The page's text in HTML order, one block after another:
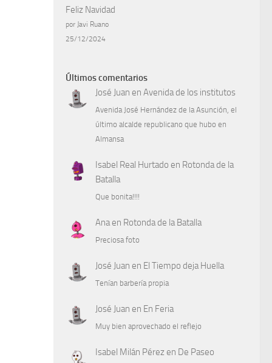
Feliz Navidad
por Javi Ruano
25/12/2024
Últimos comentarios
José Juan en Avenida de los institutos
Avenida José Hernández de la Asunción, el
último alcalde republicano que hubo en
Almansa
Isabel Real Hurtado en Rotonda de la
Batalla
Que bonita!!!!
Anaen Rotonda de la Batalla
Preciosa foto
José Juan en El Tiempo deja Huella
Tenían barbería propia
José Juan en En Feria
Muy bien aprovechado el reflejo
Isabel Milán Pérezen De Paseo